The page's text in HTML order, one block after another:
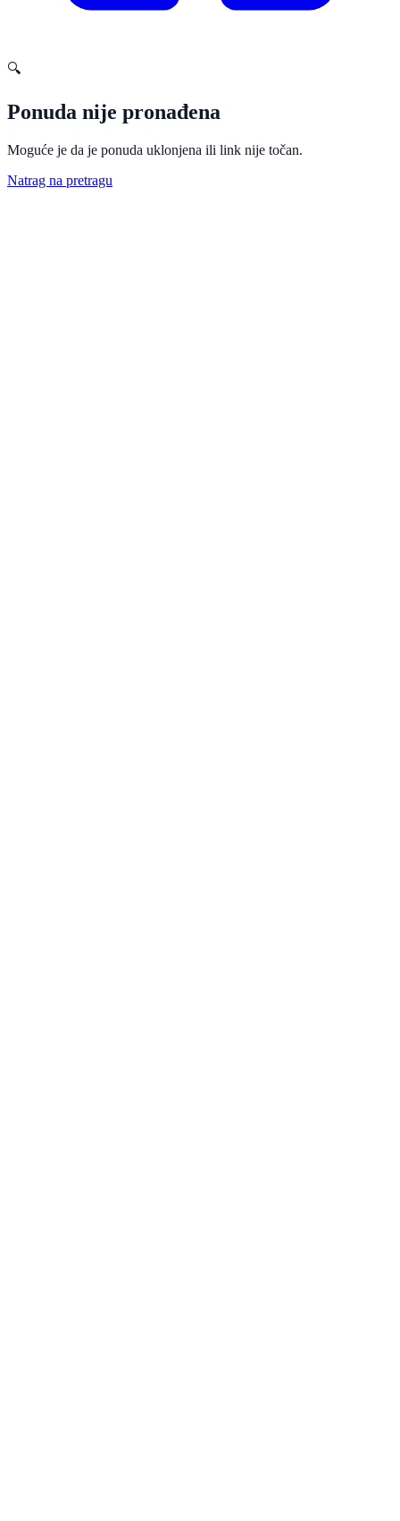
🔍
Ponuda nije pronađena
Moguće je da je ponuda uklonjena ili link nije točan.
Natrag na pretragu